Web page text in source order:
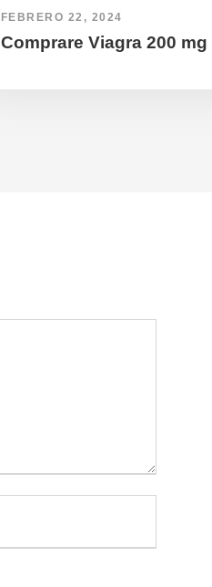
FEBRERO 22, 2024
Comprare Viagra 200 mg